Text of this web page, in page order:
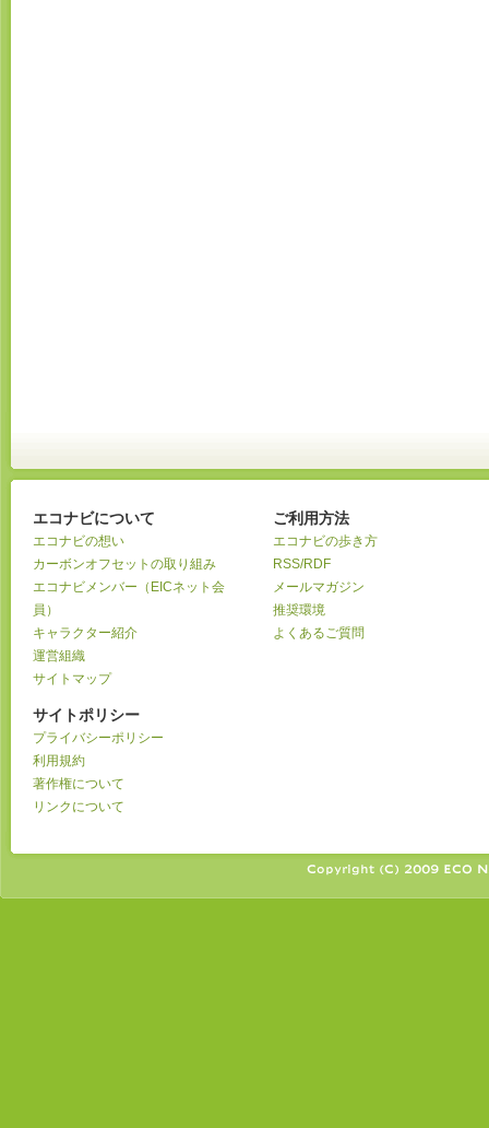
エコナビについて
エコナビの想い
カーボンオフセットの取り組み
エコナビメンバー（EICネット会
員）
キャラクター紹介
運営組織
サイトマップ
サイトポリシー
プライバシーポリシー
利用規約
著作権について
リンクについて
ご利用方法
エコナビの歩き方
RSS/RDF
メールマガジン
推奨環境
よくあるご質問